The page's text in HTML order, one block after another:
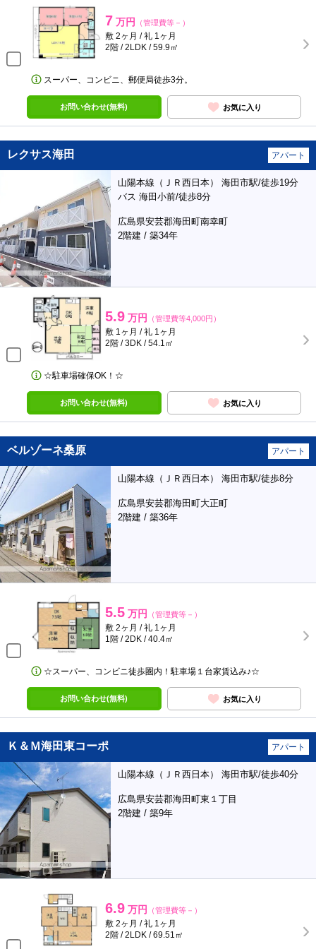
7 万円 （管理費等－）
敷 2ヶ月 / 礼 1ヶ月
2階 / 2LDK / 59.9㎡
スーパー、コンビニ、郵便局徒歩3分。
お問い合わせ(無料) お気に入り
レクサス海田 アパート
山陽本線（ＪＲ西日本） 海田市駅/徒歩19分
バス 海田小前/徒歩8分
広島県安芸郡海田町南幸町
2階建 / 築34年
5.9 万円 （管理費等4,000円）
敷 1ヶ月 / 礼 1ヶ月
2階 / 3DK / 54.1㎡
☆駐車場確保OK！☆
お問い合わせ(無料) お気に入り
ベルゾーネ桑原 アパート
山陽本線（ＪＲ西日本） 海田市駅/徒歩8分
広島県安芸郡海田町大正町
2階建 / 築36年
5.5 万円 （管理費等－）
敷 2ヶ月 / 礼 1ヶ月
1階 / 2DK / 40.4㎡
☆スーパー、コンビニ徒歩圏内！駐車場１台家賃込み♪☆
お問い合わせ(無料) お気に入り
Ｋ＆Ｍ海田東コーポ アパート
山陽本線（ＪＲ西日本） 海田市駅/徒歩40分
広島県安芸郡海田町東１丁目
2階建 / 築9年
6.9 万円 （管理費等－）
敷 2ヶ月 / 礼 1ヶ月
2階 / 2LDK / 69.51㎡